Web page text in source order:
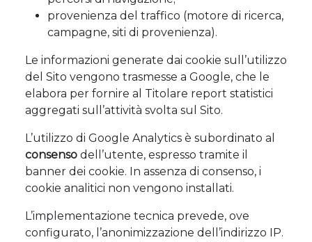
provenienza del traffico (motore di ricerca,
campagne, siti di provenienza).
Le informazioni generate dai cookie sull’utilizzo
del Sito vengono trasmesse a Google, che le
elabora per fornire al Titolare report statistici
aggregati sull’attività svolta sul Sito.
L’utilizzo di Google Analytics è subordinato al
consenso dell’utente, espresso tramite il
banner dei cookie. In assenza di consenso, i
cookie analitici non vengono installati.
L’implementazione tecnica prevede, ove
configurato, l’anonimizzazione dell’indirizzo IP.